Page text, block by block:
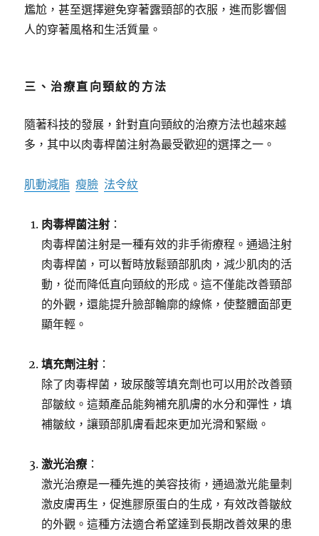
尷尬，甚至選擇避免穿著露頸部的衣服，進而影響個
人的穿著風格和生活質量。
三、治療直向頸紋的方法
隨著科技的發展，針對直向頸紋的治療方法也越來越
多，其中以肉毒桿菌注射為最受歡迎的選擇之一。
肌動減脂 瘦臉 法令紋
肉毒桿菌注射 ：
肉毒桿菌注射是一種有效的非手術療程。通過注射
肉毒桿菌，可以暫時放鬆頸部肌肉，減少肌肉的活
動，從而降低直向頸紋的形成。這不僅能改善頸部
的外觀，還能提升臉部輪廓的線條，使整體面部更
顯年輕。
填充劑注射 ：
除了肉毒桿菌，玻尿酸等填充劑也可以用於改善頸
部皺紋。這類產品能夠補充肌膚的水分和彈性，填
補皺紋，讓頸部肌膚看起來更加光滑和緊緻。
激光治療 ：
激光治療是一種先進的美容技術，通過激光能量刺
激皮膚再生，促進膠原蛋白的生成，有效改善皺紋
的外觀。這種方法適合希望達到長期改善效果的患